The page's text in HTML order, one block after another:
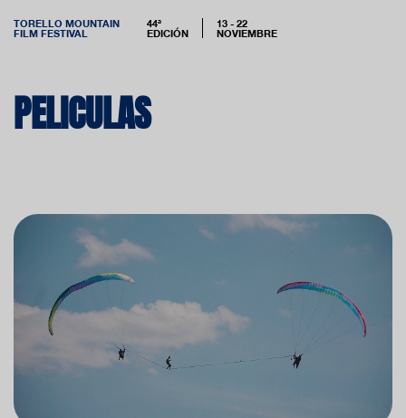
TORELLO MOUNTAIN
FILM FESTIVAL
44ª
EDICIÓN
13 - 22
NOVIEMBRE
PELICULAS